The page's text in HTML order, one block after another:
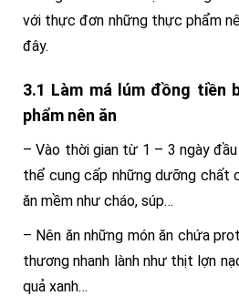
với thực đơn những thực phẩm
đây.
3.1 Làm má lúm đồng tiền
phẩm nên ăn
– Vào thời gian từ 1 – 3 ngày
thể cung cấp những dưỡng chất
ăn mềm như cháo, súp…
– Nên ăn những món ăn chứa
thương nhanh lành như thịt lợn
quả xanh…